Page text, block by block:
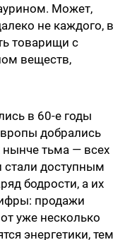
Может,
не каждого, в
товарищи с
веществ,
в 60-е годы
добрались
нынче тьма — всех
стали доступным
бодрости, а их
продажи
уже несколько
энергетики, тем